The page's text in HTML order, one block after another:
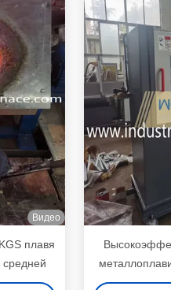
Видео
плавя
средней
вала